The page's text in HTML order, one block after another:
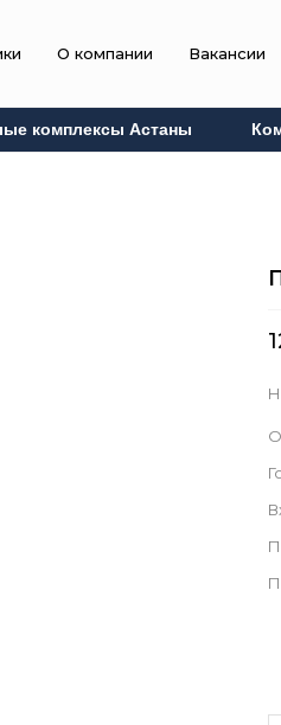
О компании Вакансии
комплексы Астаны